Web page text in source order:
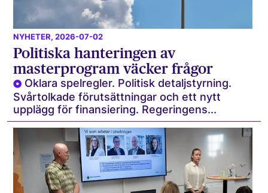
NYHETER, 2026-07-02
Politiska hanteringen av
masterprogram väcker frågor
Oklara spelregler. Politisk detaljstyrning.
Svårtolkade förutsättningar och ett nytt
upplägg för finansiering. Regeringens...